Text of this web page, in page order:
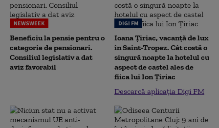
NEWSWEEK
Beneficiu la pensie pentru o
categorie de pensionari.
Consiliul legislativ a dat
aviz favorabil
DIGI FM
Ioana Țiriac, vacanță de lux
în Saint-Tropez. Cât costă o
singură noapte la hotelul cu
aspect de castel ales de
fiica lui Ion Țiriac
Descarcă aplicația Digi FM